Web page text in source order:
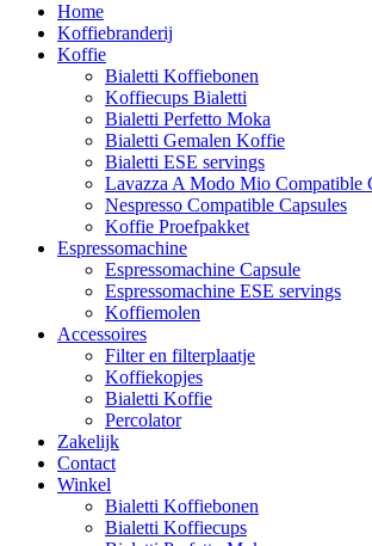
Home
Koffiebranderij
Koffie
Bialetti Koffiebonen
Koffiecups Bialetti
Bialetti Perfetto Moka
Bialetti Gemalen Koffie
Bialetti ESE servings
Lavazza A Modo Mio Compatible
Nespresso Compatible Capsules
Koffie Proefpakket
Espressomachine
Espressomachine Capsule
Espressomachine ESE servings
Koffiemolen
Accessoires
Filter en filterplaatje
Koffiekopjes
Bialetti Koffie
Percolator
Zakelijk
Contact
Winkel
Bialetti Koffiebonen
Bialetti Koffiecups